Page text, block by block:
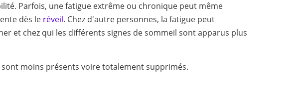
Parfois, une fatigue extrême ou chronique peut même
dès le réveil. Chez d'autre personnes, la fatigue peut
et chez qui les différents signes de sommeil sont apparus plus
moins présents voire totalement supprimés.